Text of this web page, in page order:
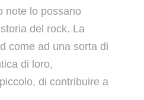
note lo possano
del rock. La
come ad una sorta di
di loro,
di contribuire a